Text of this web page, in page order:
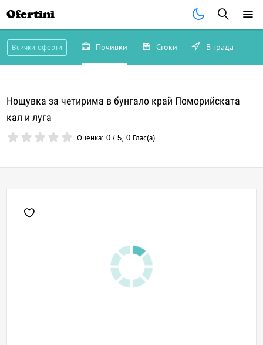
Ofertini
Всички оферти Почивки Стоки В града
Нощувка за четирима в бунгало край Поморийската
кал и луга
Оценка:0 /5,0 Глас(а)